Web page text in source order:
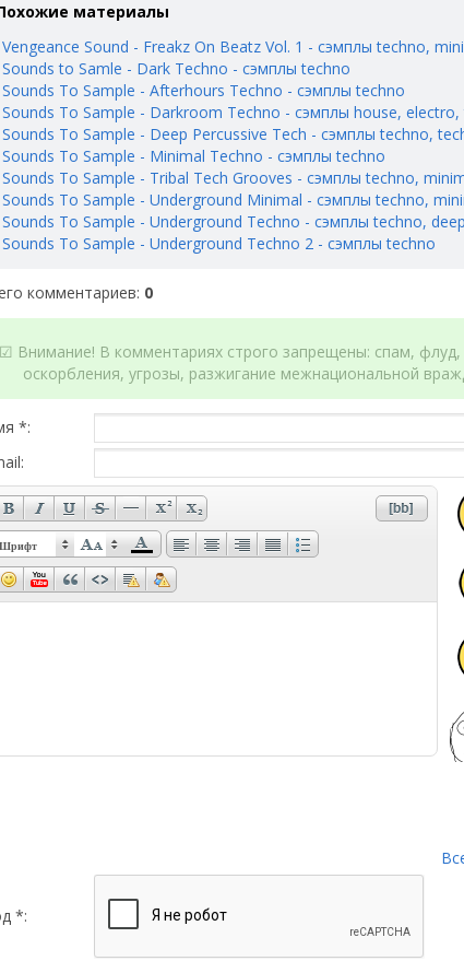
материалы
Vengeance Sound - Freakz On Beatz Vol. 1 - сэмплы techno,
Sounds to Samle - Dark Techno - сэмплы techno
Sounds To Sample - Afterhours Techno - сэмплы techno
Sounds To Sample - Darkroom Techno - сэмплы house, electro,
Sounds To Sample - Deep Percussive Tech - сэмплы techno,
Sounds To Sample - Minimal Techno - сэмплы techno
Sounds To Sample - Tribal Tech Grooves - сэмплы techno,
Sounds To Sample - Underground Minimal - сэмплы techno,
Sounds To Sample - Underground Techno - сэмплы techno,
Sounds To Sample - Underground Techno 2 - сэмплы techno
комментариев: 0
☑ Внимание! В комментариях строго запрещены: спам, флуд,
оскорбления, угрозы, разжигание межнациональной
*:
Шрифт
*: